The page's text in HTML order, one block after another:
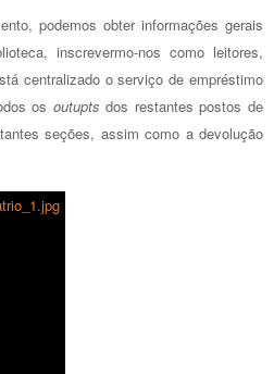
podemos obter informações gerais
inscrevermo-nos como leitores,
centralizado o serviço de empréstimo
os outuptsdos restantes postos de
seções, assim como a devolução